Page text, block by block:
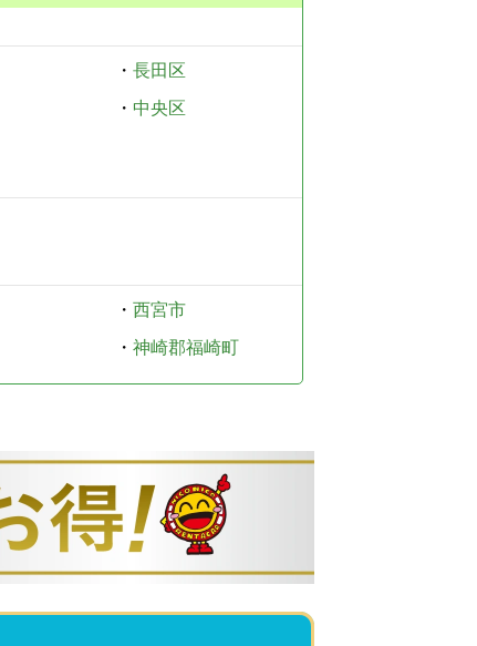
・ 長田区
・ 中央区
・ 西宮市
・ 神崎郡福崎町